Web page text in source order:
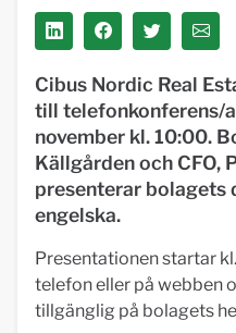
Cibus Nordic Real
till telefonkonferens/
november kl. 10:00.
Källgården och CFO,
presenterar bolagets
engelska.
Presentationen startar
telefon eller på webben
tillgänglig på bolagets